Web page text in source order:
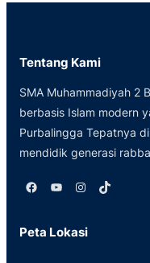
Tentang Kami
SMA Muhammadiyah 2
berbasis Islam modern
Purbalingga Tepatnya
mendidik generasi
Facebook YouTube Instagram TikTok
Peta Lokasi